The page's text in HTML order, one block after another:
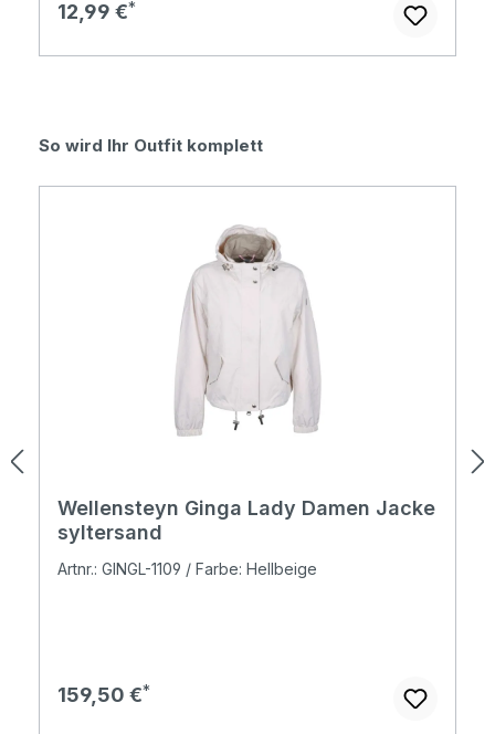
Regulärer Preis:
12,99 €
Produktgalerie überspringen
So wird Ihr Outfit komplett
Wellensteyn Ginga Lady Damen Jacke
syltersand
Artnr.: GINGL-1109 / Farbe: Hellbeige
Regulärer Preis:
159,50 €